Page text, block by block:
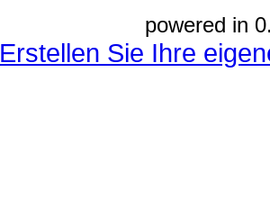
powered in
Erstellen Sie Ihre